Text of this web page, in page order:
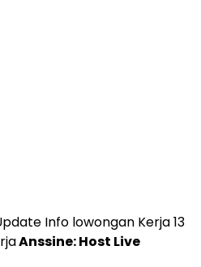
Info lowongan Kerja 13
Anssine: Host Live